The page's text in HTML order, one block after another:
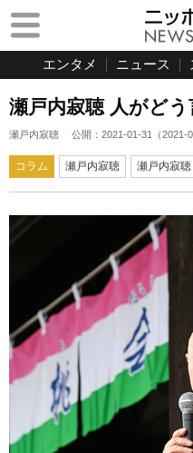
エンタメ ニュース
瀬戸内寂聴 人がど
瀬戸内寂聴 公開： 2021-01-31 （2021-
コラム 瀬戸内寂聴 瀬戸内寂聴